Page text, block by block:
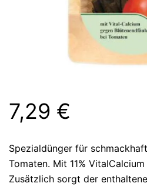
7,29 €
Spezialdünger für
Tomaten. Mit 11%
Zusätzlich sorgt der